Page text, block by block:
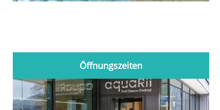
Öffnungszeiten